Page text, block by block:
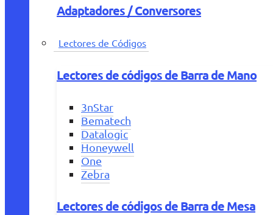
Adaptadores / Conversores
Lectores de Códigos
Lectores de códigos de Barra de Mano
3nStar
Bematech
Datalogic
Honeywell
One
Zebra
Lectores de códigos de Barra de Mesa